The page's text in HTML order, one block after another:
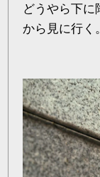
どうやら下に
から見に行く。